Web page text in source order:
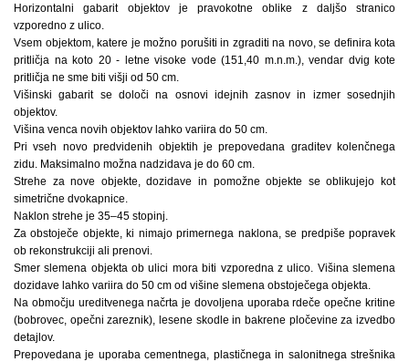
Horizontalni gabarit objektov je pravokotne oblike z daljšo stranico
vzporedno z ulico.
Vsem objektom, katere je možno porušiti in zgraditi na novo, se definira kota
pritličja na koto 20 - letne visoke vode (151,40 m.n.m.), vendar dvig kote
pritličja ne sme biti višji od 50 cm.
Višinski gabarit se določi na osnovi idejnih zasnov in izmer sosednjih
objektov.
Višina venca novih objektov lahko variira do 50 cm.
Pri vseh novo predvidenih objektih je prepovedana graditev kolenčnega
zidu. Maksimalno možna nadzidava je do 60 cm.
Strehe za nove objekte, dozidave in pomožne objekte se oblikujejo kot
simetrične dvokapnice.
Naklon strehe je 35–45 stopinj.
Za obstoječe objekte, ki nimajo primernega naklona, se predpiše popravek
ob rekonstrukciji ali prenovi.
Smer slemena objekta ob ulici mora biti vzporedna z ulico. Višina slemena
dozidave lahko variira do 50 cm od višine slemena obstoječega objekta.
Na območju ureditvenega načrta je dovoljena uporaba rdeče opečne kritine
(bobrovec, opečni zareznik), lesene skodle in bakrene pločevine za izvedbo
detajlov.
Prepovedana je uporaba cementnega, plastičnega in salonitnega strešnika